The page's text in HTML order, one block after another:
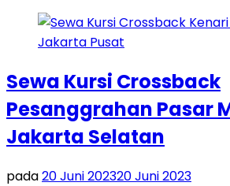
Sewa Kursi Crossback
Pesanggrahan Pasar
Jakarta Selatan
pada20 Juni 202320 Juni 2023